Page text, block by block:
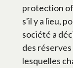
protection
s'il y a lieu,
société a
des
lesquelles